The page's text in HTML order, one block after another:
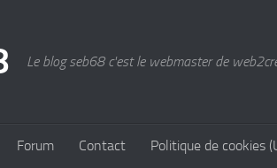
Le blog seb68 c'est le webmaster de
Forum Contact Politique de cookies